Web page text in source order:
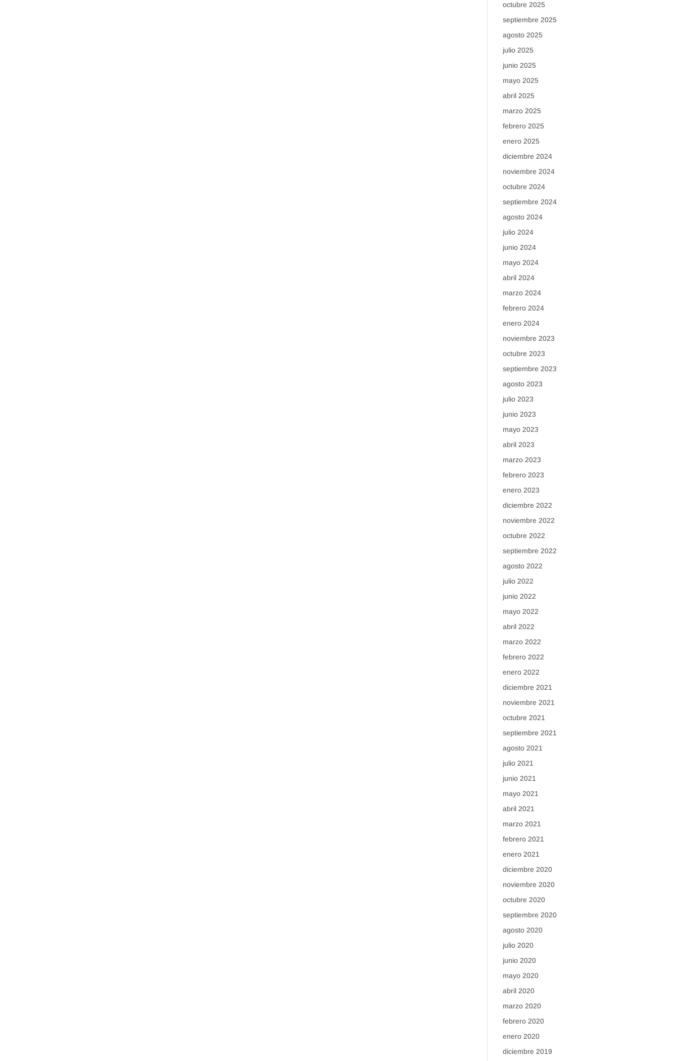
octubre 2025
septiembre 2025
agosto 2025
julio 2025
junio 2025
mayo 2025
abril 2025
marzo 2025
febrero 2025
enero 2025
diciembre 2024
noviembre 2024
octubre 2024
septiembre 2024
agosto 2024
julio 2024
junio 2024
mayo 2024
abril 2024
marzo 2024
febrero 2024
enero 2024
noviembre 2023
octubre 2023
septiembre 2023
agosto 2023
julio 2023
junio 2023
mayo 2023
abril 2023
marzo 2023
febrero 2023
enero 2023
diciembre 2022
noviembre 2022
octubre 2022
septiembre 2022
agosto 2022
julio 2022
junio 2022
mayo 2022
abril 2022
marzo 2022
febrero 2022
enero 2022
diciembre 2021
noviembre 2021
octubre 2021
septiembre 2021
agosto 2021
julio 2021
junio 2021
mayo 2021
abril 2021
marzo 2021
febrero 2021
enero 2021
diciembre 2020
noviembre 2020
octubre 2020
septiembre 2020
agosto 2020
julio 2020
junio 2020
mayo 2020
abril 2020
marzo 2020
febrero 2020
enero 2020
diciembre 2019